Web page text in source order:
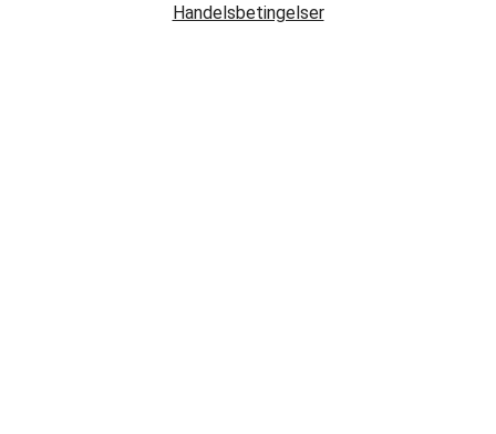
Handelsbetingelser